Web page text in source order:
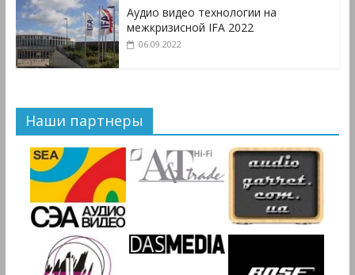
Аудио видео технологии на
межкризисной IFA 2022
06.09.2022
Наши партнеры